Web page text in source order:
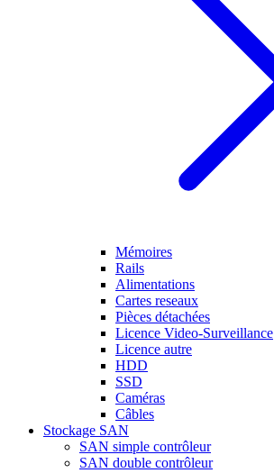
Mémoires
Rails
Alimentations
Cartes reseaux
Pièces détachées
Licence Video-Surveillance
Licence autre
HDD
SSD
Caméras
Câbles
Stockage SAN
SAN simple contrôleur
SAN double contrôleur